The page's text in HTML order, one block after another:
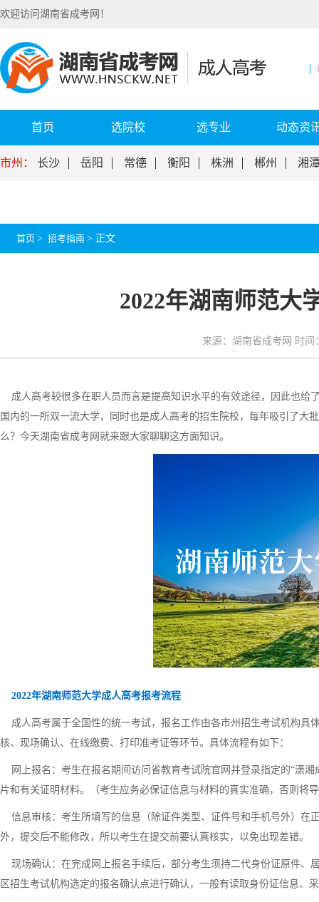
欢迎访问湖南省成考网！
首页 选院校 选专业 动态资
市州： 长沙 岳阳 常德 衡阳 株洲 郴州 湘
首页 > 招考指南 > 正文
2022年湖南师范大
来源：湖南省成考网 时间
成人高考较很多在职人员而言是提高知识水平的有效途径，因此也给
国内的一所双一流大学，同时也是成人高考的招生院校，每年吸引了大
么？今天湖南省成考网就来跟大家聊聊这方面知识。
2022年湖南师范大学成人高考报考流程
成人高考属于全国性的统一考试，报名工作由各市州招生考试机构具
核、现场确认、在线缴费、打印准考证等环节。具体流程有如下：
网上报名：考生在报名期间访问省教育考试院官网并登录指定的“潇
片和有关证明材料。（考生应务必保证信息与材料的真实准确，否则将
信息审核：考生所填写的信息（除证件类型、证件号和手机号外）在
外，提交后不能修改，所以考生在提交前要认真核实，以免出现差错。
现场确认：在完成网上报名手续后，部分考生须持二代身份证原件、
区招生考试机构选定的报名确认点进行确认，一般有读取身份证信息、